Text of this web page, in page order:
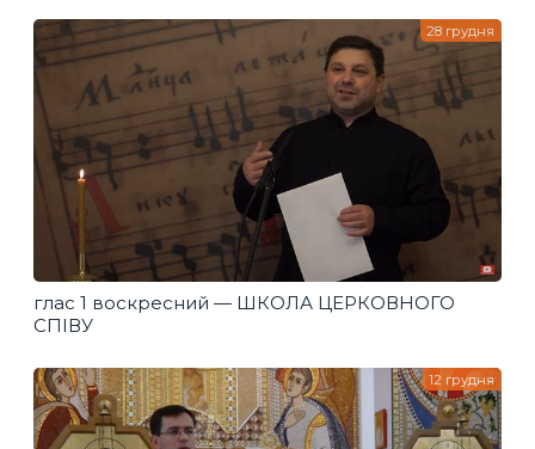
глас 1 воскресний — ШКОЛА ЦЕРКОВНОГО
СПІВУ
28 грудня
12 грудня